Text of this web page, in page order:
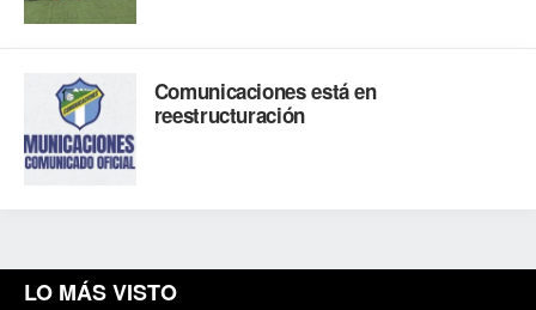
Comunicaciones está en
reestructuración
LO MÁS VISTO